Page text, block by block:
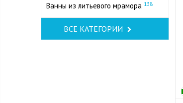
Ванны из литьевого мрамора 138
ВСЕ КАТЕГОРИИ